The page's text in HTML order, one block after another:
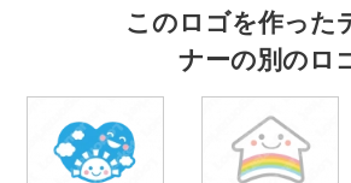
このロゴを作った
ナーの別のロ